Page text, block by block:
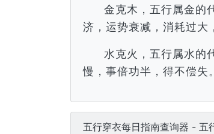
金克木，五行属金的
济，运势衰减，消耗过大
水克火，五行属水的
慢，事倍功半，得不偿失。
五行穿衣每日指南查询器 - 五